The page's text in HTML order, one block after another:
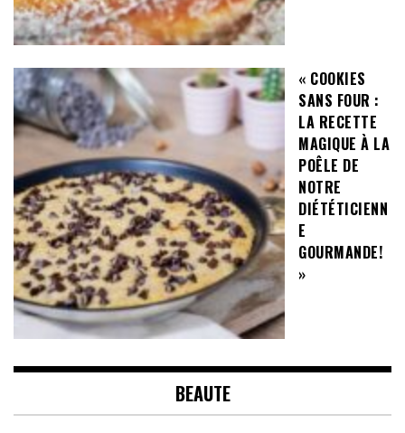
« COOKIES
SANS FOUR :
LA RECETTE
MAGIQUE À LA
POÊLE DE
NOTRE
DIÉTÉTICIENN
E
GOURMANDE!
»
BEAUTE